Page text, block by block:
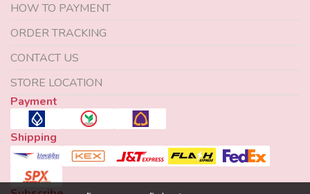
HOW TO PAYMENT
ORDER TRACKING
CONTACT US
STORE LOCATION
Payment
Shipping